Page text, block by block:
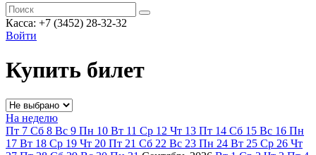
Касса: +7 (3452) 28-32-32
Войти
Купить билет
На неделю
Пт 7 Сб 8 Вс 9 Пн 10 Вт 11 Ср 12 Чт 13 Пт 14 Сб 15 Вс 16 Пн
17 Вт 18 Ср 19 Чт 20 Пт 21 Сб 22 Вс 23 Пн 24 Вт 25 Ср 26 Чт